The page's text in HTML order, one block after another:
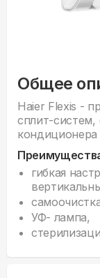
Общее
Haier Flexis -
сплит-
кондиционера
гибкая
УФ- лампа,